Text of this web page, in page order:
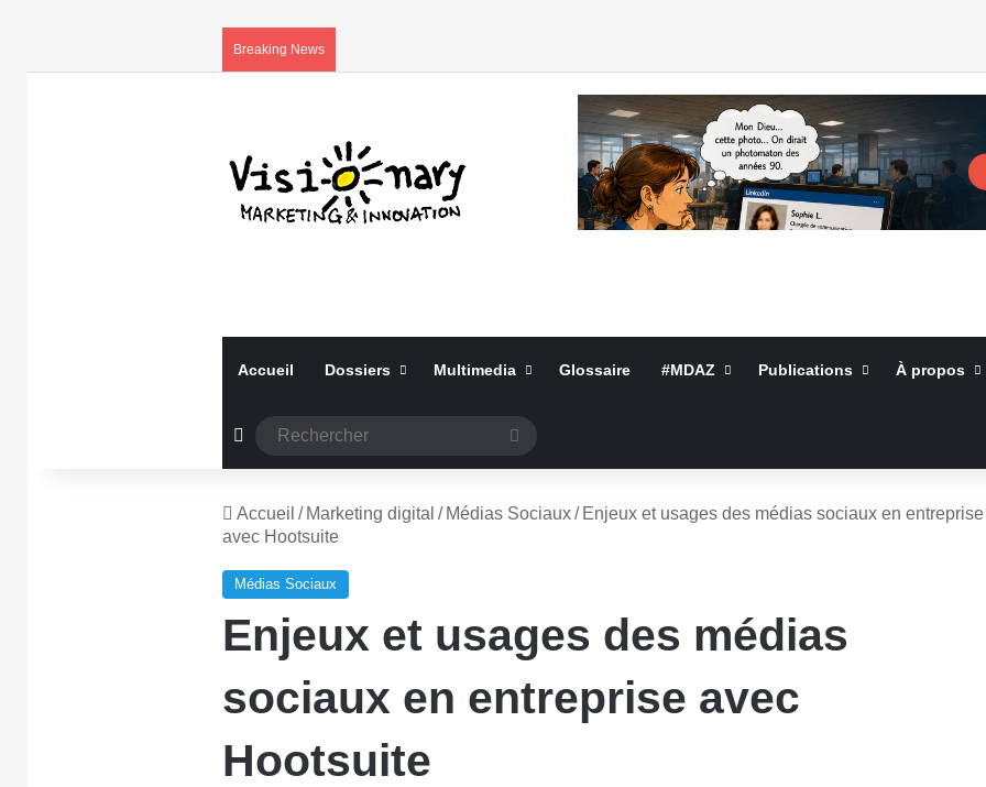
Breaking News
Accueil Dossiers Multimedia Glossaire #MDAZ Publications À propos
Article Aléatoire
Accueil / Marketing digital / Médias Sociaux/ Enjeux et usages des médias sociaux en entreprise
avec Hootsuite
Médias Sociaux
Enjeux et usages des médias
sociaux en entreprise avec
Hootsuite